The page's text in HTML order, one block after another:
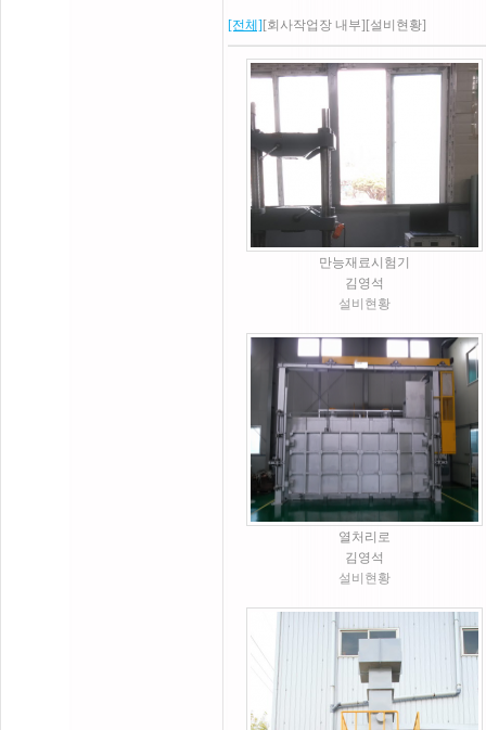
[전체] [회사작업장 내부] [설비현황]
만능재료시험기
김영석
설비현황
열처리로
김영석
설비현황